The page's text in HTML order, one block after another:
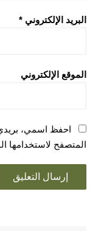
البريد الإلكتروني *
الموقع الإلكتروني
احفظ اسمي، بريدي
المتصفح لاستخدامها